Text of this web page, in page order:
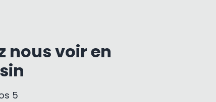
nous voir en
5